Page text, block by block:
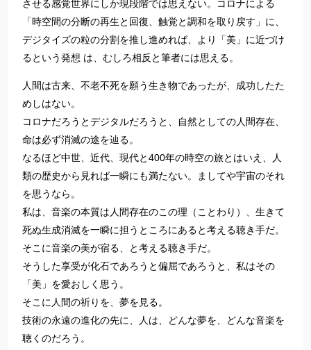
させる感覚世界にしか現段階では思えない。コロナによる
「時空間の分断の再生と回復、触覚と調和を取り戻す」に、
デジタイズの粒の分割 を推し進めれば、より「美」に近づけ
るという発想 は、むしろ相反と筆者には思える。
人間は古来、不老不死を願う生き物であったが、成功したた
めしはない。
コロナだろうとデジタルだろうと、自然としての人間存在、
命は必ず消滅の途を辿る。
なるほど中世、近代、現代と400年の時空の旅とはいえ、人
類の歴史から見れば一瞬にも満たない。ましてや宇宙のそれ
を思うなら。
私は、音楽の本質は人間存在のこの理（ことわり）、生きて
死ぬ生成消滅を一瞬に担うところにあると考える聴き手だ。
そこに音楽の美が宿る、と考える聴き手だ。
そうした享受が化石であろうと偏屈であろうと、私はその
「美」を愛おしく思う。
そこに人間の祈りを、夢を見る。
技術の永遠の進化の先に、人は、どんな夢を、どんな音楽を
聴くのだろう。